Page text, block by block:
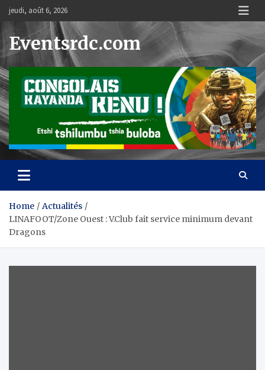
Skip
content
jeudi, août 6, 2026
Eventsrdc.com
Home
Actualités
LINAFOOT/Zone Ouest : V.Club fait service minimum devant
Dragons